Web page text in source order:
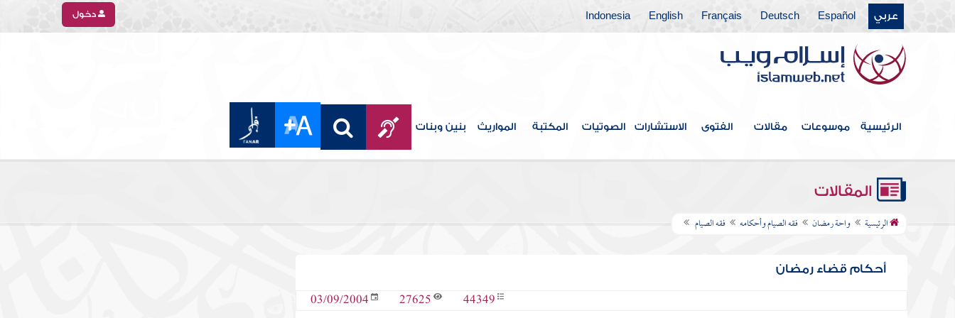
عربي Español
Deutsch
Français
English
Indonesia دخول
الرئيسية موسوعات مقالات الفتوى الاستشارات الصوتيات المكتبة المواريث بنين وبنات
المقالات
الرئيسية واحة رمضان فقه الصيام وأحكامه فقه الصيام
أحكام قضاء رمضان
44349
27625
03/09/2004